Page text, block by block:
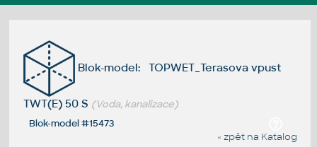
Blok-model: TOPWET_Terasova vpust
TWT(E) 50 S (Voda, kanalizace)
Blok-model #15473
« zpět na Katalog